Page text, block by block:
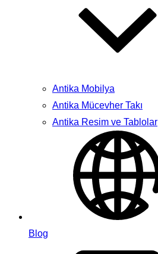
Antika Mobilya
Antika Mücevher Takı
Antika Resim ve Tablolar
Blog